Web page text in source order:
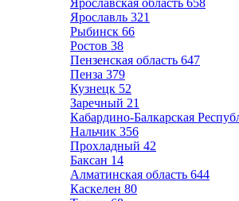
Ярославская область 658
Ярославль 321
Рыбинск 66
Ростов 38
Пензенская область 647
Пенза 379
Кузнецк 52
Заречный 21
Кабардино-Балкарская
Нальчик 356
Прохладный 42
Баксан 14
Алматинская область 644
Каскелен 80